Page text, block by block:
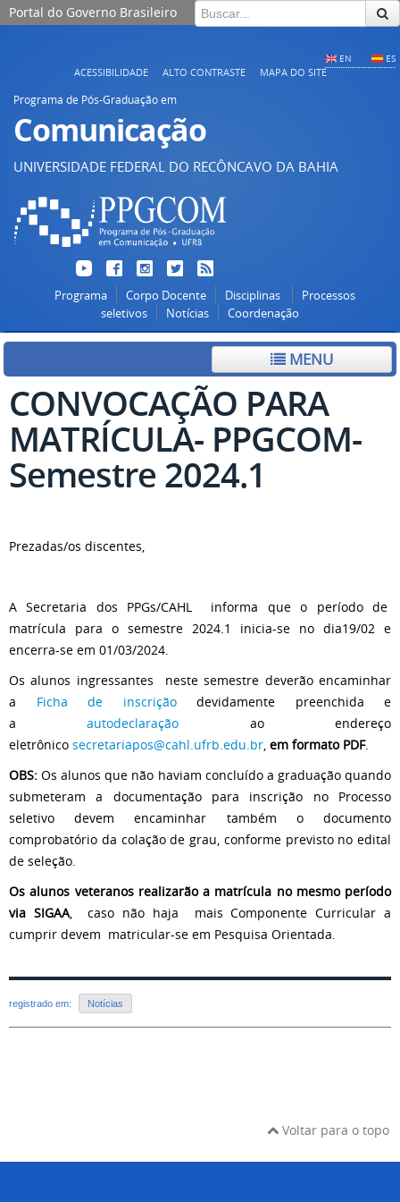
Portal do Governo Brasileiro
EN ES
ACESSIBILIDADE ALTO CONTRASTE MAPA DO SITE
Programa de Pós-Graduação em
Comunicação
UNIVERSIDADE FEDERAL DO RECÔNCAVO DA BAHIA
Programa Corpo Docente Disciplinas
Processos
seletivos
Notícias Coordenação
MENU
CONVOCAÇÃO PARA
MATRÍCULA- PPGCOM-
Semestre 2024.1
Prezadas/os discentes,
A Secretaria dos PPGs/CAHL informa que o período de
matrícula para o semestre 2024.1 inicia-se no dia19/02 e
encerra-se em 01/03/2024.
Os alunos ingressantes neste semestre deverão encaminhar
a Ficha de inscriçãodevidamente preenchida e
aautodeclaração ao endereço
eletrônico secretariapos@cahl.ufrb.edu.br em formato PDF.
OBS: Os alunos que não haviam concluído a graduação quando
submeteram a documentação para inscrição no Processo
seletivo devem encaminhar também o documento
comprobatório da colação de grau, conforme previsto no edital
de seleção.
Os alunos veteranos realizarão a matrícula no mesmo período
via SIGAA, caso não haja mais Componente Curricular a
cumprir devem matricular-se em Pesquisa Orientada.
registrado em: Notícias
Voltar para o topo